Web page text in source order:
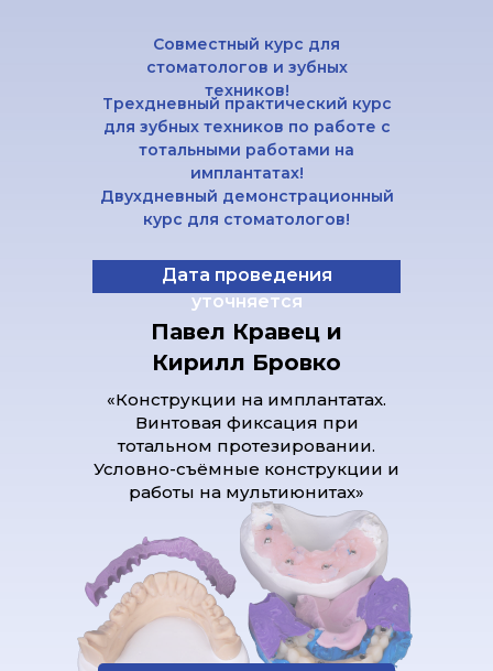
Дата проведения
уточняется
Павел Кравец и
Кирилл Бровко
«Конструкции на имплантатах.
Винтовая фиксация при
тотальном протезировании.
Условно-съёмные конструкции и
работы на мультиюнитах»
Трехдневный практический курс
для зубных техников по работе с
тотальными работами на
имплантатах!
Двухдневный демонстрационный
курс для стоматологов!
Совместный курс для
стоматологов и зубных
техников!